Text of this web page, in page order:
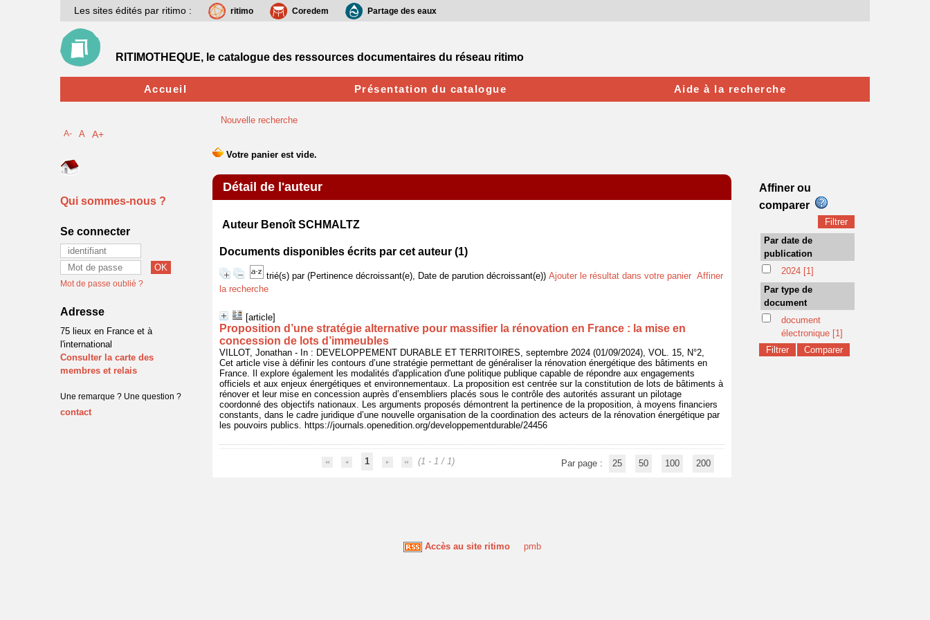
Nouvelle recherche
Détail de l'auteur
Auteur Benoît SCHMALTZ
Documents disponibles écrits par cet auteur (1)
trié(s) par (Pertinence décroissant(e), Date de parution décroissant(e)) Ajouter le résultat dans votre panier Affiner
la recherche
[article]
Proposition d’une stratégie alternative pour massifier la rénovation en France : la mise en
concession de lots d’immeubles
VILLOT, Jonathan - In : DEVELOPPEMENT DURABLE ET TERRITOIRES, septembre 2024 (01/09/2024), VOL. 15, N°2,
Cet article vise à définir les contours d’une stratégie permettant de généraliser la rénovation énergétique des bâtiments en
France. Il explore également les modalités d'application d'une politique publique capable de répondre aux engagements
officiels et aux enjeux énergétiques et environnementaux. La proposition est centrée sur la constitution de lots de bâtiments à
rénover et leur mise en concession auprès d’ensembliers placés sous le contrôle des autorités assurant un pilotage
coordonné des objectifs nationaux. Les arguments proposés démontrent la pertinence de la proposition, à moyens financiers
constants, dans le cadre juridique d’une nouvelle organisation de la coordination des acteurs de la rénovation énergétique par
les pouvoirs publics. https://journals.openedition.org/developpementdurable/24456
1 (1 - 1 / 1) Par page : 25 50 100 200
Accès au site ritimo pmb
Les sites édités par ritimo : ritimo Coredem Partage des eaux
RITIMOTHEQUE, le catalogue des ressources documentaires du réseau ritimo
Accueil Présentation du catalogue Aide à la recherche
A- A A+
Qui sommes-nous ?
Se connecter
Mot de passe oublié ?
Adresse
75 lieux en France et à
l'international
Consulter la carte des
membres et relais
Une remarque ? Une question ?
contact
Affiner ou
comparer
Par date de
publication
2024 [1]
Par type de
document
document
électronique [1]